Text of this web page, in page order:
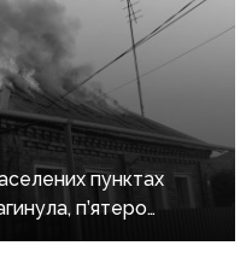
пунктах
п’ятеро